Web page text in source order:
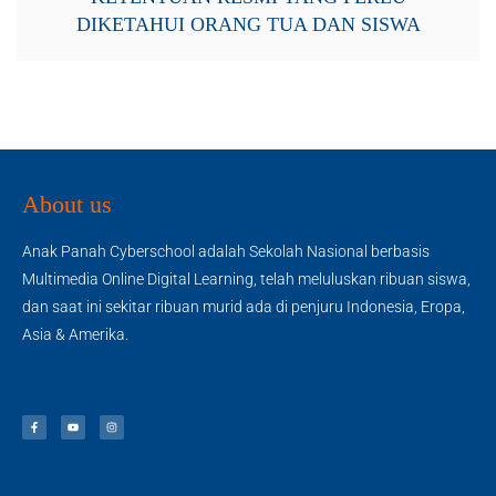
DIKETAHUI ORANG TUA DAN SISWA
About us
Anak Panah Cyberschool adalah Sekolah Nasional berbasis
Multimedia Online Digital Learning, telah meluluskan ribuan siswa,
dan saat ini sekitar ribuan murid ada di penjuru Indonesia, Eropa,
Asia & Amerika.